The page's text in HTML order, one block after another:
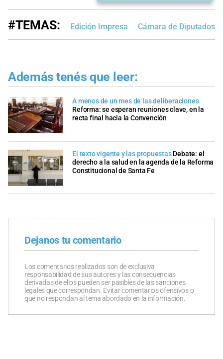
#TEMAS: Edición Impresa Cámara de Diputados
Además tenés que leer:
A menos de un mes de las deliberaciones
Reforma: se esperan reuniones clave, en la
recta final hacia la Convención
El texto vigente y las propuestas Debate: el
derecho a la salud en la agenda de la Reforma
Constitucional de Santa Fe
Dejanos tu comentario
Los comentarios realizados son de exclusiva
responsabilidad de sus autores y las consecuencias
derivadas de ellos pueden ser pasibles de las sanciones
legales que correspondan. Evitar comentarios ofensivos o
que no respondan al tema abordado en la información.